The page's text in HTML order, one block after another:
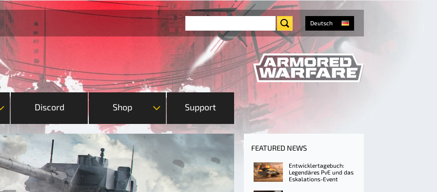
Deutsch
Discord Shop Support
FEATURED NEWS
Entwicklertagebuch:
Legendäres PvE und das
Eskalations-Event